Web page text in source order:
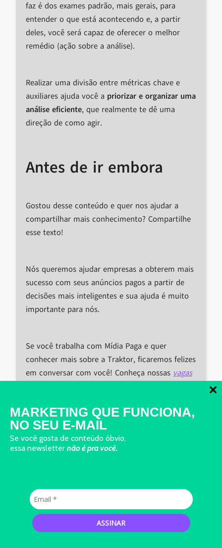
MARKETING QUE FUNCIONA,
NO SEU E-MAIL
Se você gosta de conteúdo óbvio,
essa newsletter não é pra você.
ASSINAR
faz é dos exames padrão, mais gerais, para
entender o que está acontecendo e, a partir
deles, você será capaz de oferecer o melhor
remédio (ação sobre a análise).
Realizar uma divisão entre métricas chave e
auxiliares ajuda você a priorizar e organizar uma
análise eficiente, que realmente te dê uma
direção de como agir.
Antes de ir embora
Gostou desse conteúdo e quer nos ajudar a
compartilhar mais conhecimento? Compartilhe
esse texto!
Nós queremos ajudar empresas a obterem mais
sucesso com seus anúncios pagos a partir de
decisões mais inteligentes e sua ajuda é muito
importante para nós.
Se você trabalha com Mídia Paga e quer
conhecer mais sobre a Traktor, ficaremos felizes
em conversar com você! Conheça nossas vagas
Converse com nosso consultor e receba um
Diagnóstico de Mídia para a sua empresa